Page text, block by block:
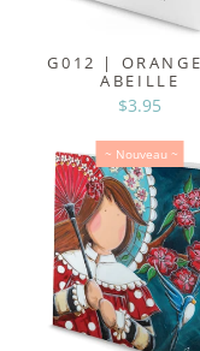
G012 |
ABEILLE
$3.95
~ Nouveau ~